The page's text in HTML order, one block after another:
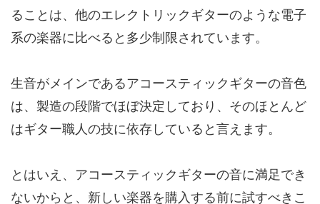
ることは、他のエレクトリックギターのような電子
系の楽器に比べると多少制限されています。
生音がメインであるアコースティックギターの音色
は、製造の段階でほぼ決定しており、そのほとんど
はギター職人の技に依存していると言えます。
とはいえ、アコースティックギターの音に満足でき
ないからと、新しい楽器を購入する前に試すべきこ